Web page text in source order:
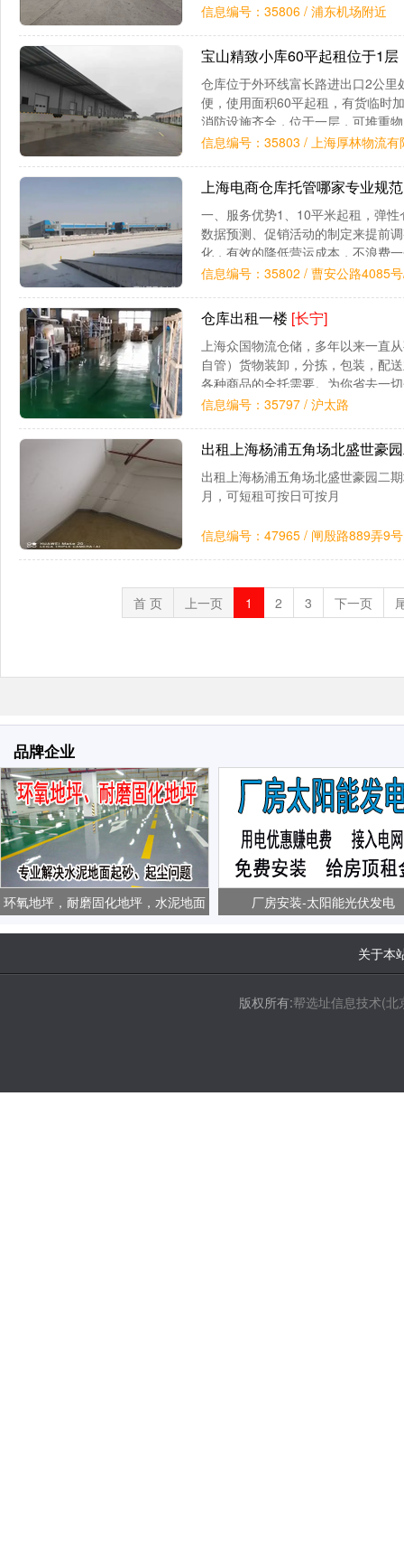
信息编号：35806 / 浦东机场附近
宝山精致小库60平起租位于1
仓库位于外环线富长路进出口2公
便，使用面积60平起租，有货临时
消防设施齐全，位于一层，可堆重
严密的安保和严格的管理措施，是
信息编号：35803 / 上海厚林物流有
上海电商仓库托管哪家专业规
一、服务优势1、10平米起租，弹
数据预测、促销活动的制定来提前
化，有效的降低营运成本，不浪费
为客户提供装卸、检验、上架、储存
信息编号：35802 / 曹安公路4085
仓库出租一楼 [长宁]
上海众国物流仓储，多年以来一直
自管）货物装卸，分拣，包装，配
各种商品的全托需要。为你省去一
有）。1、方便小面积需求者长
信息编号：35797 / 沪太路
出租上海杨浦五角场北盛世豪
出租上海杨浦五角场北盛世豪园二
月，可短租可按日可按月
信息编号：47965 / 闸殷路889弄9
首 页 上一页 1 2 3 下一页
品牌企业
环氧地坪，耐磨固化地坪，水泥地面
起砂、起尘问题
厂房安装-太阳能光伏发电
关于本
版权所有:帮选址信息技术(北